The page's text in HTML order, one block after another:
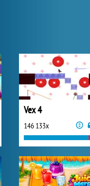
Vex 4
146 133x